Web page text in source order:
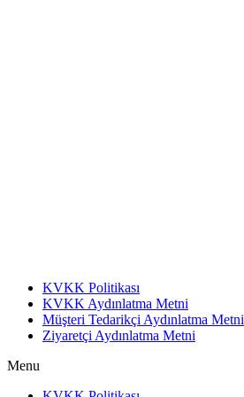
KVKK Politikası
KVKK Aydınlatma Metni
Müşteri Tedarikçi Aydınlatma Metni
Ziyaretçi Aydınlatma Metni
Menu